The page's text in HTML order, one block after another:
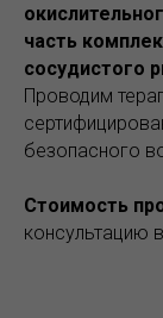
часть
сосудистого
Проводим
безопасного
Стоимость
консультацию